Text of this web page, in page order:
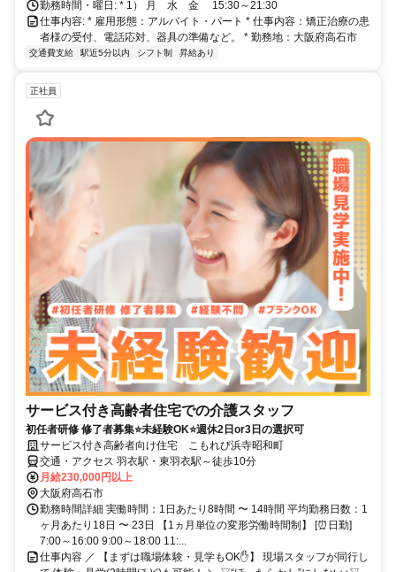
勤務時間・曜日: * 1） 月 水 金 15:30～21:30
仕事内容: * 雇用形態：アルバイト・パート * 仕事内容：矯正治療の患
者様の受付、電話応対、器具の準備など。 * 勤務地：大阪府高石市
交通費支給 駅近5分以内 シフト制 昇給あり
正社員
サービス付き高齢者住宅での介護スタッフ
初任者研修 修了者募集⭐未経験OK⭐週休2日or3日の選択可
サービス付き高齢者向け住宅 こもれび浜寺昭和町
交通・アクセス 羽衣駅・東羽衣駅～徒歩10分
月給230,000円以上
大阪府高石市
勤務時間詳細 実働時間：1日あたり8時間 〜 14時間 平均勤務日数：1
ヶ月あたり18日 〜 23日 【1ヵ月単位の変形労働時間制】 [⏰日勤]
7:00～16:00 9:00～18:00 11:...
仕事内容 ／ 【まずは職場体験・見学もOK✋】 現場スタッフが同行し